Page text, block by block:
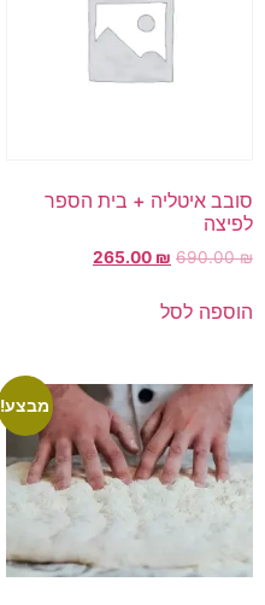
סובב איטליה + בית הספר
לפיצה
690.00₪
265.00 ₪
הוספה לסל
מבצע!